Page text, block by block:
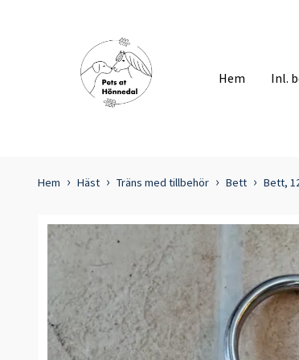
Hem Inl.
Hem Häst Träns med tillbehör Bett Bett,